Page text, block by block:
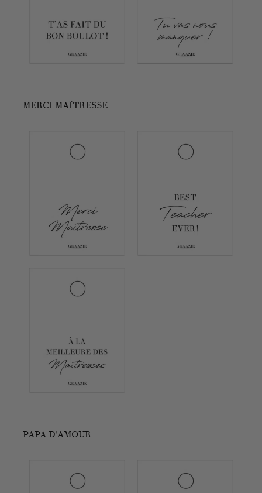
MERCI MAÎTRESSE
PAPA D'AMOUR